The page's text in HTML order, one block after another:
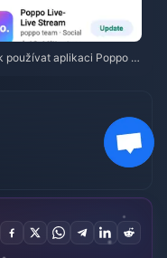
používat aplikaci Poppo Li